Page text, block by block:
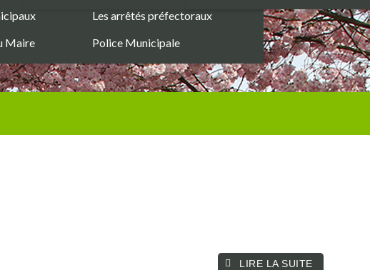
Les arrêtés préfectoraux
Maire
Police Municipale
LIRE LA SUITE­­